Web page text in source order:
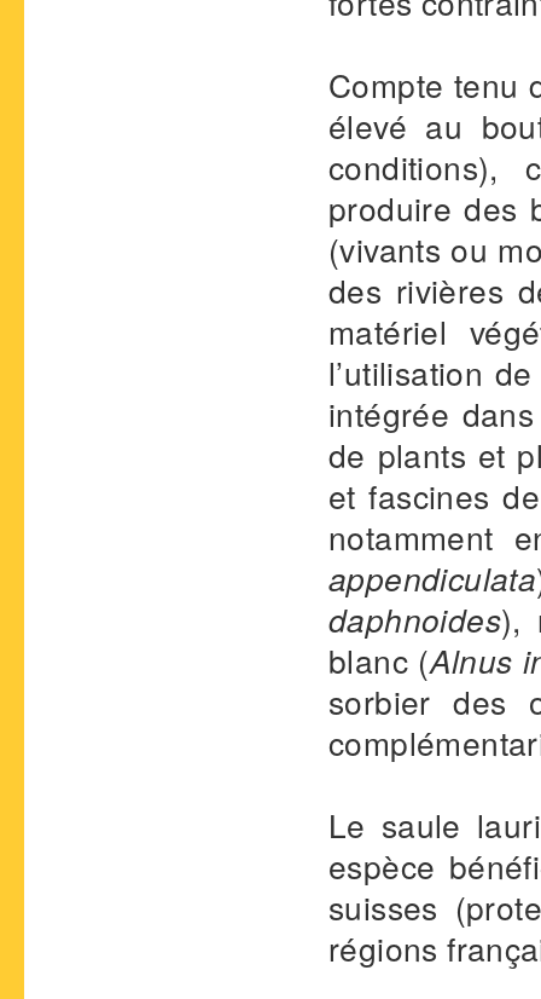
Compte tenu
élevé au
conditions),
produire des
(vivants ou
des rivières
matériel
l’utilisation
intégrée
de plants et
et fascines
notamment
appendiculata
daphnoides),
blanc (Alnus
sorbier des
Le saule
espèce
suisses
régions